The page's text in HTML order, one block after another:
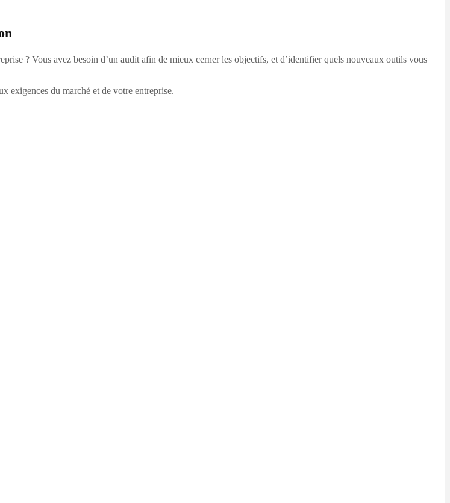
? Vous avez besoin d’un audit afin de mieux cerner les objectifs, et d’identifier quels nouveaux outils vous
exigences du marché et de votre entreprise.